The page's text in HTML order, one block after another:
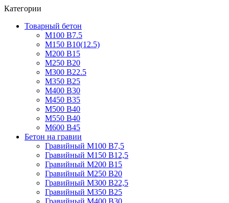
Категории
Товарный бетон
М100 В7.5
М150 В10(12.5)
М200 В15
М250 В20
М300 В22.5
М350 В25
М400 В30
М450 В35
М500 В40
М550 В40
М600 В45
Бетон на гравии
Гравийный М100 В7,5
Гравийный М150 В12,5
Гравийный М200 В15
Гравийный М250 В20
Гравийный М300 В22,5
Гравийный М350 В25
Гравийный М400 В30